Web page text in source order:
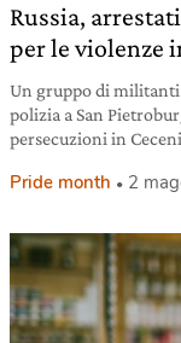
Russia,
per le violenze
Un gruppo di
polizia a San
persecuzioni in
Pride month 2